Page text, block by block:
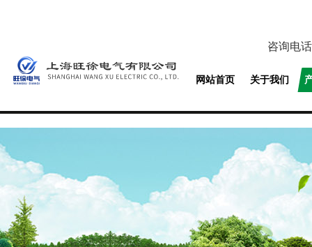
咨询电
网站首页 关于我们